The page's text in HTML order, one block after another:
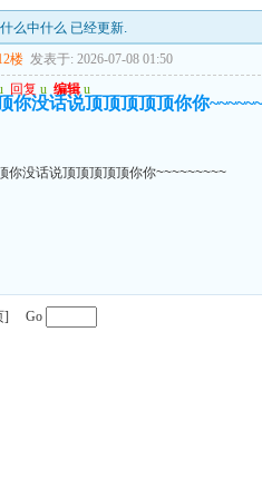
么中什么 已经更新.
楼 发表于: 2026-07-08 01:50
回复 u 编辑 u
你没话说顶顶顶顶顶你你
你没话说顶顶顶顶顶你你~~~~~~~~~
] Go